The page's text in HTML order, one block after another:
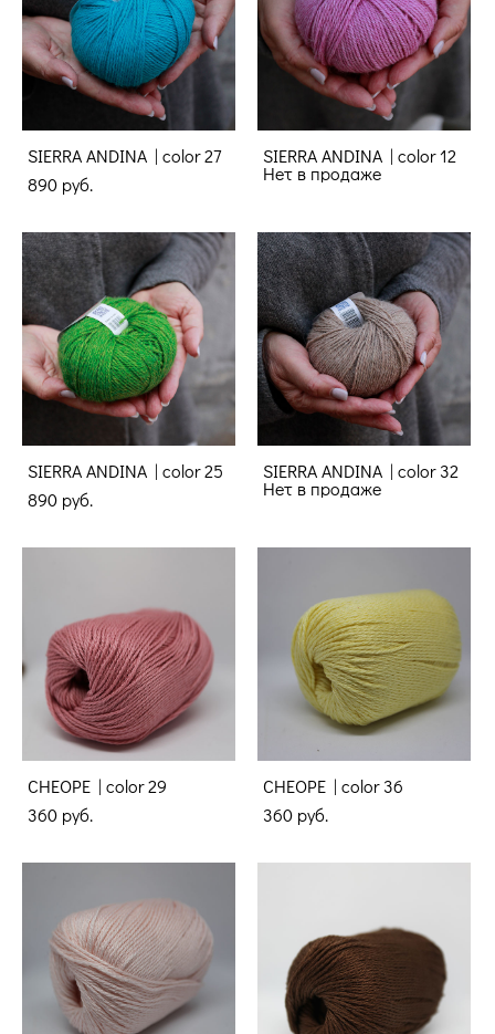
SIERRA ANDINA | color 27
890 pуб.
SIERRA ANDINA | color 12
Нет в продаже
SIERRA ANDINA | color 25
890 pуб.
SIERRA ANDINA | color 32
Нет в продаже
CHEOPE | color 29
360 pуб.
CHEOPE | color 36
360 pуб.